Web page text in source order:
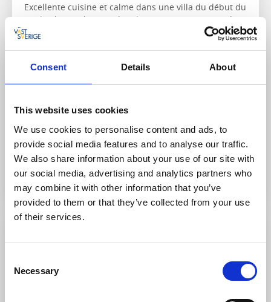
Consent Details About
This website uses cookies
We use cookies to personalise content and ads, to
provide social media features and to analyse our traffic.
We also share information about your use of our site with
our social media, advertising and analytics partners who
may combine it with other information that you’ve
provided to them or that they’ve collected from your use
of their services.
Selection
Necessary
Excellente cuisine et calme dans une villa du début du
siècle, datant de 1901 dont le restaurant propose des
produits locaux bio. Grand jardin magnifique.
Randonnée, pêche, golf ou simplement s'asseoir
sur la véranda et profiter de la mer.
Itinéraire de randonnée le plus proche :
Sur le site internet